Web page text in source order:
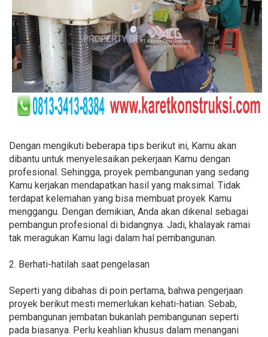
Dengan mengikuti beberapa tips berikut ini, Kamu akan
dibantu untuk menyelesaikan pekerjaan Kamu dengan
profesional. Sehingga, proyek pembangunan yang sedang
Kamu kerjakan mendapatkan hasil yang maksimal. Tidak
terdapat kelemahan yang bisa membuat proyek Kamu
menggangu. Dengan demikian, Anda akan dikenal sebagai
pembangun profesional di bidangnya. Jadi, khalayak ramai
tak meragukan Kamu lagi dalam hal pembangunan.
2. Berhati-hatilah saat pengelasan
Seperti yang dibahas di poin pertama, bahwa pengerjaan
proyek berikut mesti memerlukan kehati-hatian. Sebab,
pembangunan jembatan bukanlah pembangunan seperti
pada biasanya. Perlu keahlian khusus dalam menangani